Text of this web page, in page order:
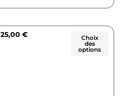
25,00 €
Choix
des
options